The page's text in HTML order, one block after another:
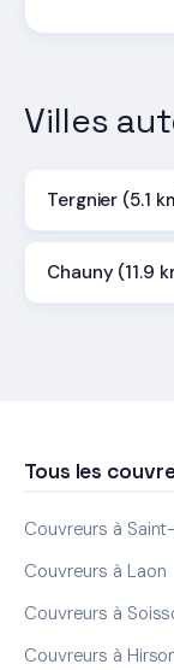
Villes
Tergnier (5.1
Chauny (11.9
Tous les
Couvreurs à
Couvreurs à Laon
Couvreurs à
Couvreurs à